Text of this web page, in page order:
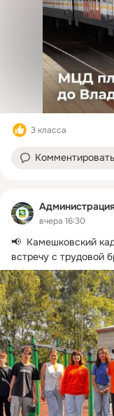
3 класса
Комментировать
вчера 16:30
📢  Камешковский
встречу с трудовой